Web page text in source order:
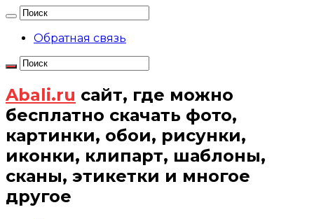
Обратная связь
Abali.ru сайт, где можно
бесплатно скачать фото,
картинки, обои, рисунки,
иконки, клипарт, шаблоны,
сканы, этикетки и многое
другое